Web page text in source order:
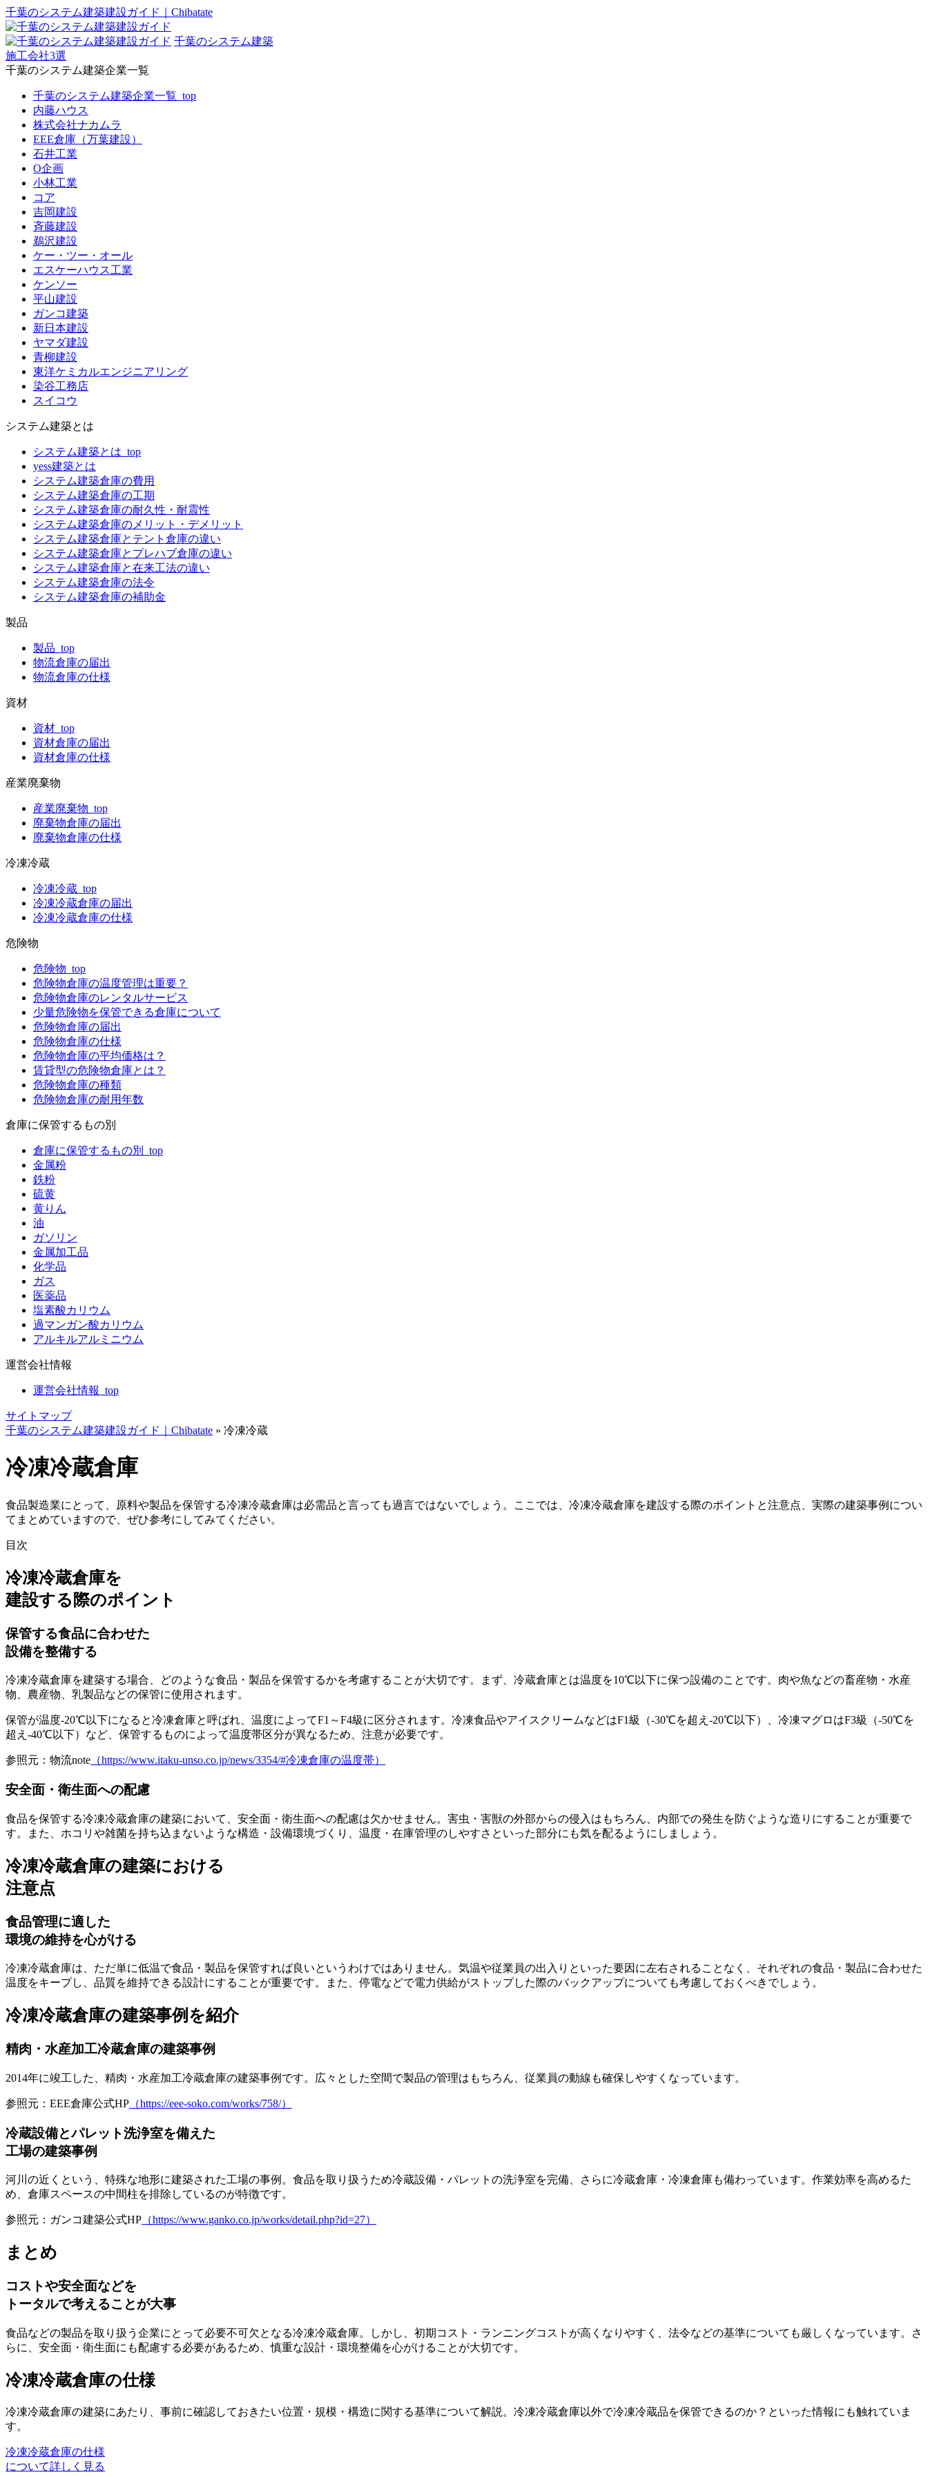
千葉のシステム建築建設ガイド｜Chibatate
千葉のシステム建築
施工会社3選
千葉のシステム建築企業一覧
千葉のシステム建築企業一覧_top
内藤ハウス
株式会社ナカムラ
EEE倉庫（万葉建設）
石井工業
O企画
小林工業
コア
吉岡建設
斉藤建設
鵜沢建設
ケー・ツー・オール
エスケーハウス工業
ケンソー
平山建設
ガンコ建築
新日本建設
ヤマダ建設
青柳建設
東洋ケミカルエンジニアリング
染谷工務店
スイコウ
システム建築とは
システム建築とは_top
yess建築とは
システム建築倉庫の費用
システム建築倉庫の工期
システム建築倉庫の耐久性・耐震性
システム建築倉庫のメリット・デメリット
システム建築倉庫とテント倉庫の違い
システム建築倉庫とプレハブ倉庫の違い
システム建築倉庫と在来工法の違い
システム建築倉庫の法令
システム建築倉庫の補助金
製品
製品_top
物流倉庫の届出
物流倉庫の仕様
資材
資材_top
資材倉庫の届出
資材倉庫の仕様
産業廃棄物
産業廃棄物_top
廃棄物倉庫の届出
廃棄物倉庫の仕様
冷凍冷蔵
冷凍冷蔵_top
冷凍冷蔵倉庫の届出
冷凍冷蔵倉庫の仕様
危険物
危険物_top
危険物倉庫の温度管理は重要？
危険物倉庫のレンタルサービス
少量危険物を保管できる倉庫について
危険物倉庫の届出
危険物倉庫の仕様
危険物倉庫の平均価格は？
賃貸型の危険物倉庫とは？
危険物倉庫の種類
危険物倉庫の耐用年数
倉庫に保管するもの別
倉庫に保管するもの別_top
金属粉
鉄粉
硫黄
黄りん
油
ガソリン
金属加工品
化学品
ガス
医薬品
塩素酸カリウム
過マンガン酸カリウム
アルキルアルミニウム
運営会社情報
運営会社情報_top
サイトマップ
千葉のシステム建築建設ガイド｜Chibatate » 冷凍冷蔵
冷凍冷蔵倉庫
食品製造業にとって、原料や製品を保管する冷凍冷蔵倉庫は必需品と言っても過言ではないでしょう。ここでは、冷凍冷蔵倉庫を建設する際のポイントと注意点、実際の建築事例につい
てまとめていますので、ぜひ参考にしてみてください。
目次
冷凍冷蔵倉庫を
建設する際のポイント
保管する食品に合わせた
設備を整備する
冷凍冷蔵倉庫を建築する場合、どのような食品・製品を保管するかを考慮することが大切です。まず、冷蔵倉庫とは温度を10℃以下に保つ設備のことです。肉や魚などの畜産物・水産
物、農産物、乳製品などの保管に使用されます。
保管が温度-20℃以下になると冷凍倉庫と呼ばれ、温度によってF1～F4級に区分されます。冷凍食品やアイスクリームなどはF1級（-30℃を超え-20℃以下）、冷凍マグロはF3級（-50℃を
超え-40℃以下）など、保管するものによって温度帯区分が異なるため、注意が必要です。
参照元：物流note （https://www.itaku-unso.co.jp/news/3354/#冷凍倉庫の温度帯）
安全面・衛生面への配慮
食品を保管する冷凍冷蔵倉庫の建築において、 安全面・衛生面への配慮は欠かせません。害虫・害獣の外部からの侵入はもちろん、内部での発生を防ぐような造りにすることが重要で
す。また、ホコリや雑菌を持ち込まないような構造・設備環境づくり、温度・在庫管理のしやすさといった部分にも気を配るようにしましょう。
冷凍冷蔵倉庫の建築における
注意点
食品管理に適した
環境の維持を心がける
冷凍冷蔵倉庫は、ただ単に低温で食品・製品を保管すれば良いというわけではありません。気温や従業員の出入りといった要因に左右されることなく、 それぞれの食品・製品に合わせた
温度をキープし、品質を維持できる設計にすることが重要です。また、停電などで電力供給がストップした際のバックアップについても考慮しておくべきでしょう。
冷凍冷蔵倉庫の建築事例を紹介
精肉・水産加工冷蔵倉庫の建築事例
2014年に竣工した、精肉・水産加工冷蔵倉庫の建築事例です。広々とした空間で製品の管理はもちろん、 従業員の動線 も確保しやすくなっています。
参照元：EEE倉庫公式HP （https://eee-soko.com/works/758/）
冷蔵設備とパレット洗浄室を備えた
工場の建築事例
河川の近くという、特殊な地形に建築された工場の事例。食品を取り扱うため冷蔵設備・パレットの洗浄室を完備、さらに冷蔵倉庫・冷凍倉庫も備わっています。 作業効率を高めるた
め、倉庫スペースの中間柱を排除 しているのが特徴です。
参照元：ガンコ建築公式HP （https://www.ganko.co.jp/works/detail.php?id=27）
まとめ
コストや安全面などを
トータルで考えることが大事
食品などの製品を取り扱う企業にとって必要不可欠となる冷凍冷蔵倉庫。しかし、初期コスト・ランニングコストが高くなりやすく、法令などの基準についても厳しくなっています。さ
らに、 安全面・衛生面にも配慮する必要があるため、慎重な設計・環境整備を心がけることが大切です。
冷凍冷蔵倉庫の仕様
冷凍冷蔵倉庫の建築にあたり、事前に確認しておきたい位置・規模・構造に関する基準について解説。冷凍冷蔵倉庫以外で冷凍冷蔵品を保管できるのか？といった情報にも触れていま
す。
冷凍冷蔵倉庫の仕様
について詳しく見る